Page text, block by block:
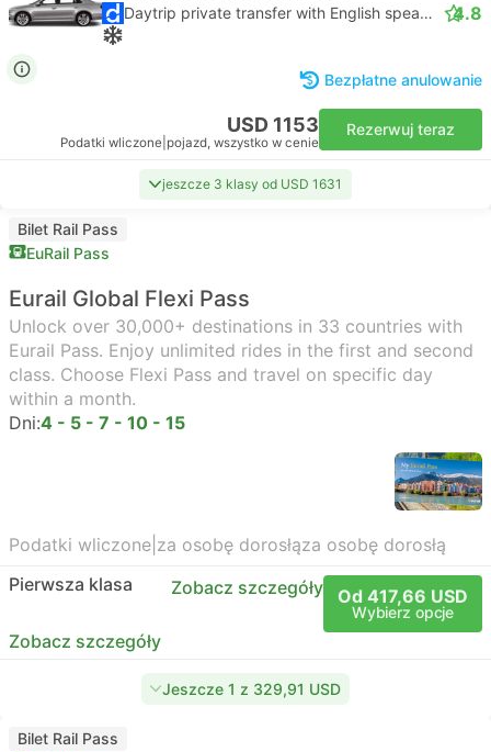
Daytrip private transfer with English speaking driver 4.8
Bezpłatne anulowanie
USD 1153
Podatki wliczone pojazd, wszystko w cenie
Rezerwuj teraz
jeszcze 3 klasy od USD 1631
Bilet Rail Pass
EuRail Pass
Eurail Global Flexi Pass
Unlock over 30,000+ destinations in 33 countries with
Eurail Pass. Enjoy unlimited rides in the first and second
class. Choose Flexi Pass and travel on specific day
within a month.
Dni:4 - 5 - 7 - 10 - 15
Podatki wliczone za osobę dorosłąza osobę dorosłą
Pierwsza klasa
Zobacz szczegóły Od 417,66 USD
Wybierz opcje
Zobacz szczegóły
Jeszcze 1 z 329,91 USD
Bilet Rail Pass